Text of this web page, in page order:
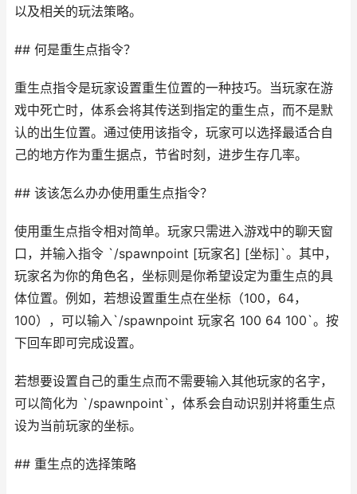
以及相关的玩法策略。
## 何是重生点指令？
重生点指令是玩家设置重生位置的一种技巧。当玩家在游
戏中死亡时，体系会将其传送到指定的重生点，而不是默
认的出生位置。通过使用该指令，玩家可以选择最适合自
己的地方作为重生据点，节省时刻，进步生存几率。
## 该该怎么办办使用重生点指令？
使用重生点指令相对简单。玩家只需进入游戏中的聊天窗
口，并输入指令 `/spawnpoint [玩家名] [坐标]`。其中，
玩家名为你的角色名，坐标则是你希望设定为重生点的具
体位置。例如，若想设置重生点在坐标（100，64，
100），可以输入`/spawnpoint 玩家名 100 64 100`。按
下回车即可完成设置。
若想要设置自己的重生点而不需要输入其他玩家的名字，
可以简化为 `/spawnpoint`，体系会自动识别并将重生点
设为当前玩家的坐标。
## 重生点的选择策略